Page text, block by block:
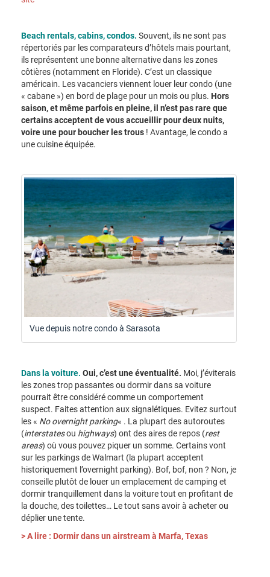
Beach rentals, cabins, condos. Souvent, ils ne sont pas
répertoriés par les comparateurs d’hôtels mais pourtant,
ils représentent une bonne alternative dans les zones
côtières (notamment en Floride). C’est un classique
américain. Les vacanciers viennent louer leur condo (une
« cabane ») en bord de plage pour un mois ou plus. Hors
saison, et même parfois en pleine, il n’est pas rare que
certains acceptent de vous accueillir pour deux nuits,
voire une pour boucher les trous ! Avantage, le condo a
une cuisine équipée.
Vue depuis notre condo à Sarasota
Dans la voiture. Oui, c’est une éventualité. Moi, j’éviterais
les zones trop passantes ou dormir dans sa voiture
pourrait être considéré comme un comportement
suspect. Faites attention aux signalétiques. Evitez surtout
les « No overnight parking« . La plupart des autoroutes
(interstatesou highways) ont des aires de repos (rest
areas) où vous pouvez piquer un somme. Certains vont
sur les parkings de Walmart (la plupart acceptent
historiquement l’overnight parking). Bof, bof, non ? Non, je
conseille plutôt de louer un emplacement de camping et
dormir tranquillement dans la voiture tout en profitant de
la douche, des toilettes… Le tout sans avoir à acheter ou
déplier une tente.
> A lire : Dormir dans un airstream à Marfa, Texas